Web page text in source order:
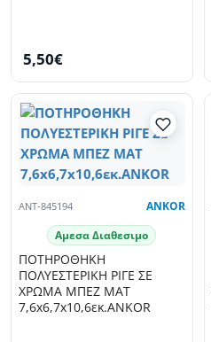
5,50€
ANT-845194 ANKOR
Αμεσα Διαθεσιμο
ΠΟΤΗΡΟΘΗΚΗ
ΠΟΛΥΕΣΤΕΡΙΚΗ ΡΙΓΕ ΣΕ
ΧΡΩΜΑ ΜΠΕΖ ΜΑΤ
7,6x6,7x10,6εκ.ANKOR